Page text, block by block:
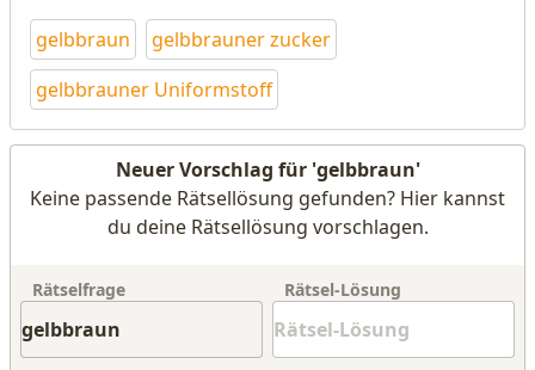
gelbbraun
gelbbrauner zucker
gelbbrauner Uniformstoff
Neuer Vorschlag für 'gelbbraun'
Keine passende Rätsellösung gefunden? Hier kannst
du deine Rätsellösung vorschlagen.
Rätselfrage Rätsel-Lösung